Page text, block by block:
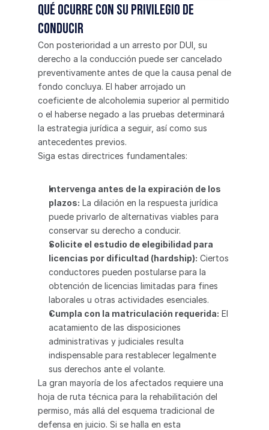
Qué ocurre con su privilegio de
conducir
Con posterioridad a un arresto por DUI, su
derecho a la conducción puede ser cancelado
preventivamente antes de que la causa penal de
fondo concluya. El haber arrojado un
coeficiente de alcoholemia superior al permitido
o el haberse negado a las pruebas determinará
la estrategia jurídica a seguir, así como sus
antecedentes previos.
Siga estas directrices fundamentales:
Intervenga antes de la expiración de los
plazos: La dilación en la respuesta jurídica
puede privarlo de alternativas viables para
conservar su derecho a conducir.
Solicite el estudio de elegibilidad para
licencias por dificultad (hardship): Ciertos
conductores pueden postularse para la
obtención de licencias limitadas para fines
laborales u otras actividades esenciales.
Cumpla con la matriculación requerida: El
acatamiento de las disposiciones
administrativas y judiciales resulta
indispensable para restablecer legalmente
sus derechos ante el volante.
La gran mayoría de los afectados requiere una
hoja de ruta técnica para la rehabilitación del
permiso, más allá del esquema tradicional de
defensa en juicio. Si se halla en esta